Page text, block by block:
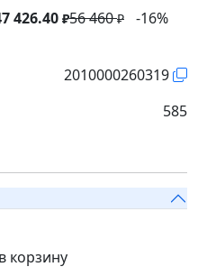
426.40 ₽56 460₽ -16%
2010000260319
585
корзину